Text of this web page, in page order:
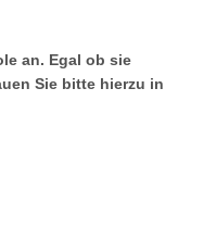
an. Egal ob sie
Sie bitte hierzu in